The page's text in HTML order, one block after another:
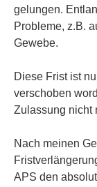
gelungen.
Probleme, z.B.
Gewebe.
Diese Frist ist
verschoben
Zulassung nicht
Nach meinen
APS den